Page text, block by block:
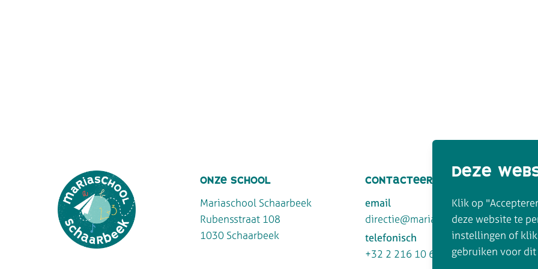
onze school
Mariaschool Schaarbeek
Rubensstraat 108
1030 Schaarbeek
contacteer ons
email
directie@mariaschoolbrussel.be
telefonisch
+32 2 216 10 61
deze
Klik op
deze website te
instellingen of
gebruiken voor dit